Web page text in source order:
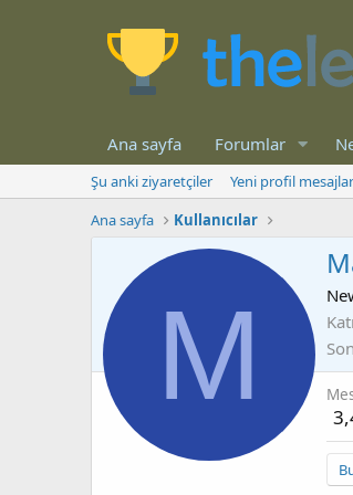
Ana sayfa Forumlar
Şu anki ziyaretçiler Yeni profil
Ana sayfa
Kullanıcılar
M